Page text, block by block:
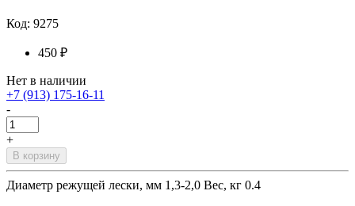
Код: 9275
450 ₽
Нет в наличии
+7 (913) 175-16-11
-
+
В корзину
Диаметр режущей лески, мм 1,3-2,0 Вес, кг 0.4